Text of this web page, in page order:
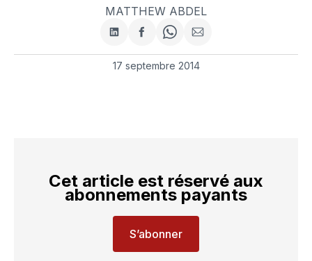
MATTHEW ABDEL
Partager
sur
LinkedIn
Partager
sur
Facebook
Share
on
WhatsApp
Partager
par
courriel
17 septembre 2014
Cet article est réservé aux
abonnements payants
S’abonner